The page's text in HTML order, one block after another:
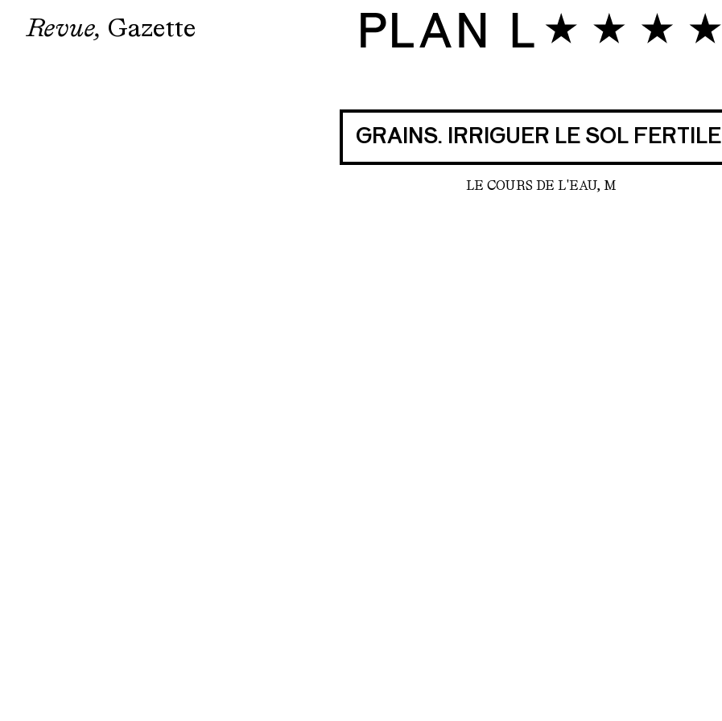
Revue Gazette
GRAINS. IRRIGUER LE SOL FERTILE
LE COURS DE L'EAU, M